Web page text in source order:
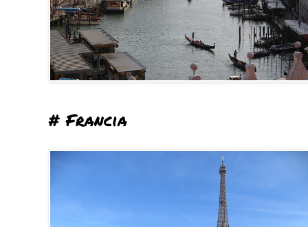
# Francia